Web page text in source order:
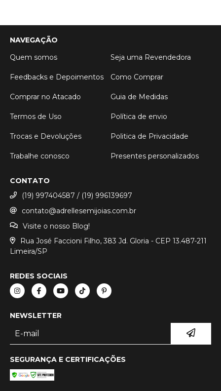
NAVEGAÇÃO
Quem somos
Seja uma Revendedora
Feedbacks e Depoimentos Como Comprar
Comprar no Atacado Guia de Medidas
Termos de Uso Política de envio
Trocas e Devoluções Politica de Privacidade
Trabalhe conosco Presentes personalizados
CONTATO
(19) 997404587 / (19) 996139697
contato@adrellesemijoias.com.br
Visite o nosso Blog!
Rua José Faccioni Filho, 383 Jd. Gloria - CEP 13.487-211
Limeira/SP
REDES SOCIAIS
NEWSLETTER
SEGURANÇA E CERTIFICAÇÕES